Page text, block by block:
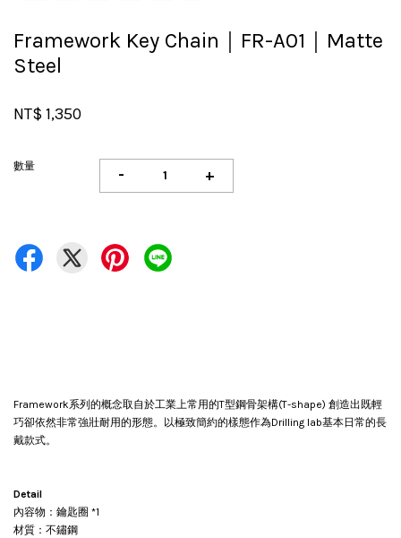
Framework Key Chain｜FR-A01｜Matte
Steel
NT$ 1,350
數量
- +
Framework系列的概念取自於工業上常用的T型鋼骨架構(T-shape) 創造出既輕
巧卻依然非常強壯耐用的形態。以極致簡約的樣態作為Drilling lab基本日常的長
戴款式。
Detail
內容物：鑰匙圈 *1
材質：不鏽鋼